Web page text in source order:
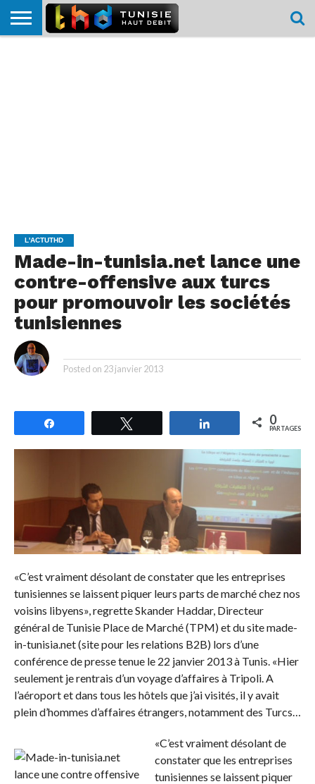
L'ACTUTHD
Made-in-tunisia.net lance une
contre-offensive aux turcs
pour promouvoir les sociétés
tunisiennes
Posted on 23 janvier 2013
Partagez 0
PARTAGES
«C’est vraiment désolant de constater que les entreprises
tunisiennes se laissent piquer leurs parts de marché chez nos
voisins libyens», regrette Skander Haddar, Directeur
général de Tunisie Place de Marché (TPM) et du site made-
in-tunisia.net (site pour les relations B2B) lors d’une
conférence de presse tenue le 22 janvier 2013 à Tunis. «Hier
seulement je rentrais d’un voyage d’affaires à Tripoli. A
l’aéroport et dans tous les hôtels que j’ai visités, il y avait
plein d’hommes d’affaires étrangers, notamment des Turcs…
«C’est vraiment désolant de
constater que les entreprises
tunisiennes se laissent piquer